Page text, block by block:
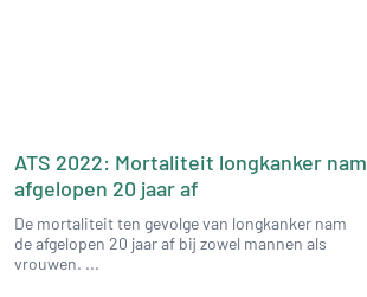
ATS 2022: Mortaliteit longkanker nam
afgelopen 20 jaar af
De mortaliteit ten gevolge van longkanker nam
de afgelopen 20 jaar af bij zowel mannen als
vrouwen. ...